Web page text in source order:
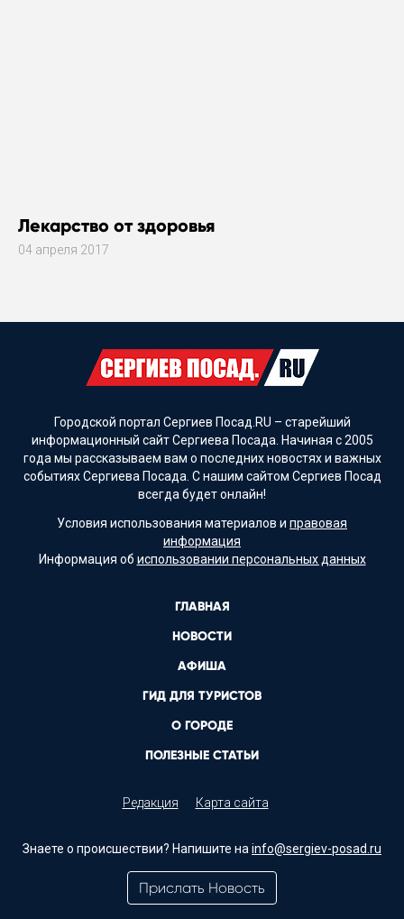
Лекарство от здоровья
04 апреля 2017
Городской портал Сергиев Посад.RU – старейший
информационный сайт Сергиева Посада. Начиная с 2005
года мы рассказываем вам о последних новостях и важных
событиях Сергиева Посада. С нашим сайтом Сергиев Посад
всегда будет онлайн!
Условия использования материалов и правовая
информация
Информация об использовании персональных данных
ГЛАВНАЯ
НОВОСТИ
АФИША
ГИД ДЛЯ ТУРИСТОВ
О ГОРОДЕ
ПОЛЕЗНЫЕ СТАТЬИ
Редакция Карта сайта
Знаете о происшествии? Напишите на info@sergiev-posad.ru
Прислать Новость